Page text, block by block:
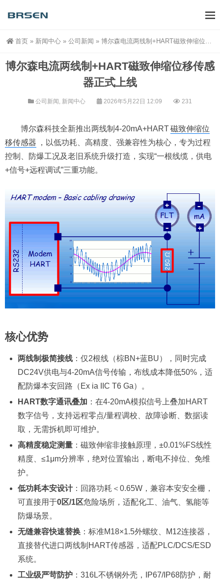
首页 » 新闻中心 » 公司新闻 » 博尔森电流两线制+HART磁致伸缩位移传感器正式上线
博尔森电流两线制+HART磁致伸缩位移传感
器正式上线
公司新闻 , 新闻中心 2026年5月22日 12:09 231
博尔森科技全新推出两线制4-20mA+HART磁致伸缩位
移传感器
，以低功耗、高精度、强兼容性为核心，专为过程
控制、防爆工况及老旧系统升级打造，实现“一根线缆，供电
+信号+远程调试”三重功能。
核心优势
两线制极简接线：仅2根线（棕BN+蓝BU），同时完成
DC24V供电与4-20mA信号传输，布线成本降低50%，适
配防爆本安回路（Ex ia IIC T6 Ga）。
HART数字通讯叠加 ：在4-20mA模拟信号上叠加HART
数字信号，支持远程零点/量程调校、故障诊断、数据读
取，无需拆机即可维护。
高精度稳定测量：磁致伸缩非接触原理，±0.01%FS线性
精度、≤1μm分辨率，绝对位置输出，断电不掉位、免维
护。
低功耗本安设计：回路功耗＜0.65W，兼容本安安全栅，
可直接用于0区/1区危险场所，适配化工、油气、氢能等
防爆场景。
无缝兼容快速替换：标准M18×1.5外螺纹、M12连接器，
直接替代进口两线制HART传感器，适配PLC/DCS/ESD
系统。
工业级严苛防护：316L不锈钢外壳，IP67/IP68防护，耐